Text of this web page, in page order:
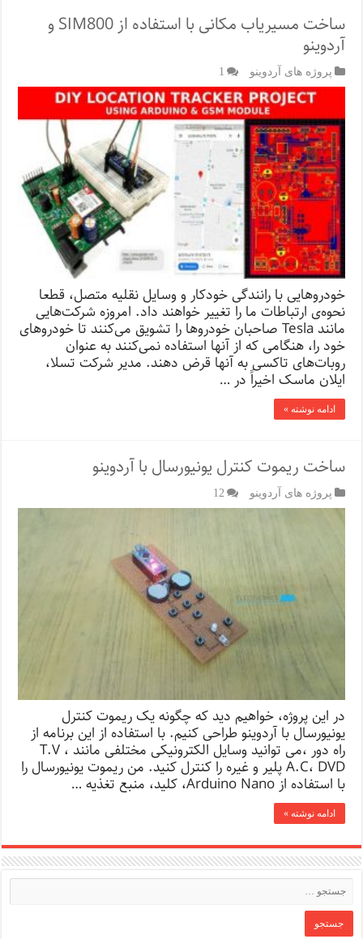
ساخت مسیریاب مکانی با استفاده از SIM800 و
آردوینو
پروژه های آردوینو 1
خودروهایی با رانندگی خودکار و وسایل نقلیه متصل، قطعا
نحوه‌ی ارتباطات ما را تغییر خواهند داد. امروزه شرکت‌هایی
مانند Tesla صاحبان خودروها را تشویق می‌کنند تا خودروهای
خود را، هنگامی ‌که از آنها استفاده نمی‌کنند به عنوان
روبات‌های تاکسی به آنها قرض دهند. مدیر شرکت تسلا،
ایلان ماسک اخیراً در …
ادامه نوشته »
ساخت ریموت کنترل یونیورسال با آردوینو
پروژه های آردوینو 12
در این پروژه، خواهیم دید که چگونه یک ریموت کنترل
یونیورسال با آردوینو طراحی کنیم. با استفاده از این برنامه از
راه دور ،می توانید وسایل الکترونیکی مختلفی مانند T.V ،
A.C، DVD پلیر و غیره را کنترل کنید. من ریموت یونیورسال را
با استفاده از Arduino Nano، کلید، منبع تغذیه …
ادامه نوشته »